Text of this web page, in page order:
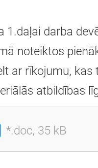
1.daļai darba
noteiktos
ar rīkojumu,
atbildības
*.doc, 35 kB